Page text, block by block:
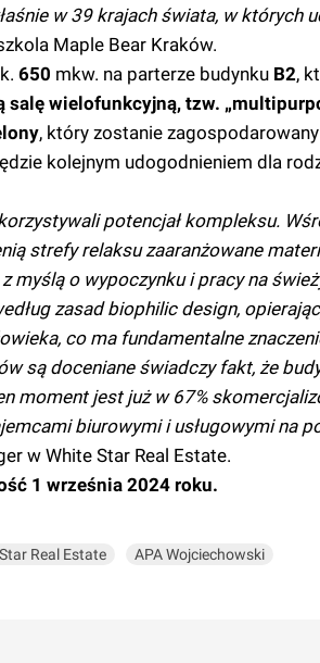
w 39 krajach świata, w których
Maple Bear Kraków.
650 mkw. na parterze budynku B2,
salę wielofunkcyjną, tzw.
, który zostanie
kolejnym udogodnieniem dla
potencjał kompleksu.
strefy relaksu zaaranżowane
myślą o wypoczynku i pracy na
zasad biophilic design,
co ma fundamentalne
są doceniane świadczy fakt, że
moment jest już w 67%
biurowymi i usługowymi na
w White Star Real Estate.
1 września 2024 roku.
Real Estate APA Wojciechowski